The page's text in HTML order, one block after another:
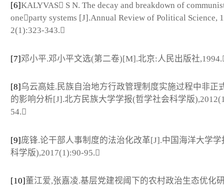
[6]KALYVAS S N. The decay and breakdown of
oneparty systems [J].Annual Review of Political Science,
2(1):323-343.
[7]邓小平.邓小平文选(第二卷)[M].北京:人民出版社
[8] 乌云高娃.民族自治地方行政管理制度实施过程中非正
的影响分析[J].北方民族大学学报(哲学社会科学版
54.
[9]庞锋.论干部人事制度的法治化改革[J].中国海洋大学学
科学版),2017(1):90-95.
[10] 董江爱,张嘉凌.基层党建视阈下的农村政治生态优化